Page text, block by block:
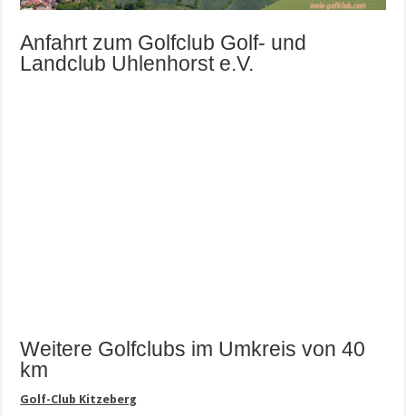
Anfahrt zum Golfclub Golf- und
Landclub Uhlenhorst e.V.
Weitere Golfclubs im Umkreis von 40
km
Golf-Club Kitzeberg